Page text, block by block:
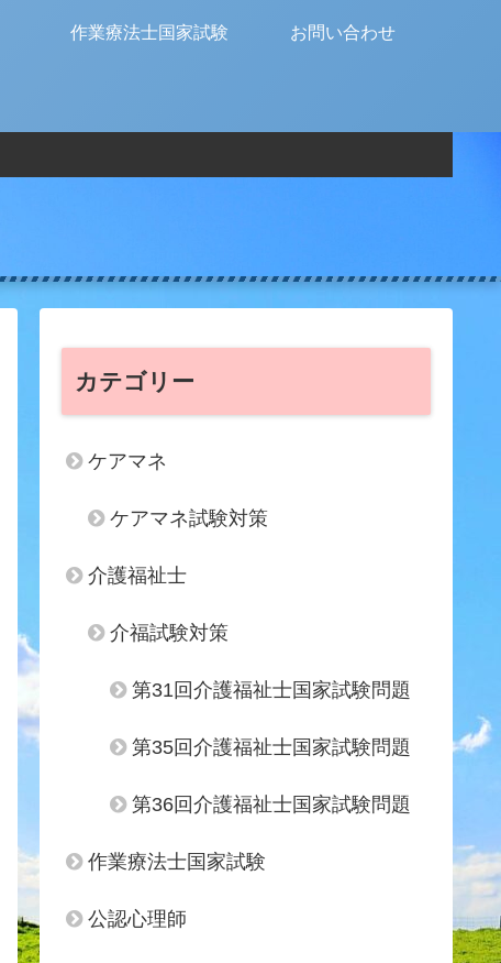
作業療法士国家試験 お問い合わせ
カテゴリー
ケアマネ
ケアマネ試験対策
介護福祉士
介福試験対策
第31回介護福祉士国家試験問題
第35回介護福祉士国家試験問題
第36回介護福祉士国家試験問題
作業療法士国家試験
公認心理師